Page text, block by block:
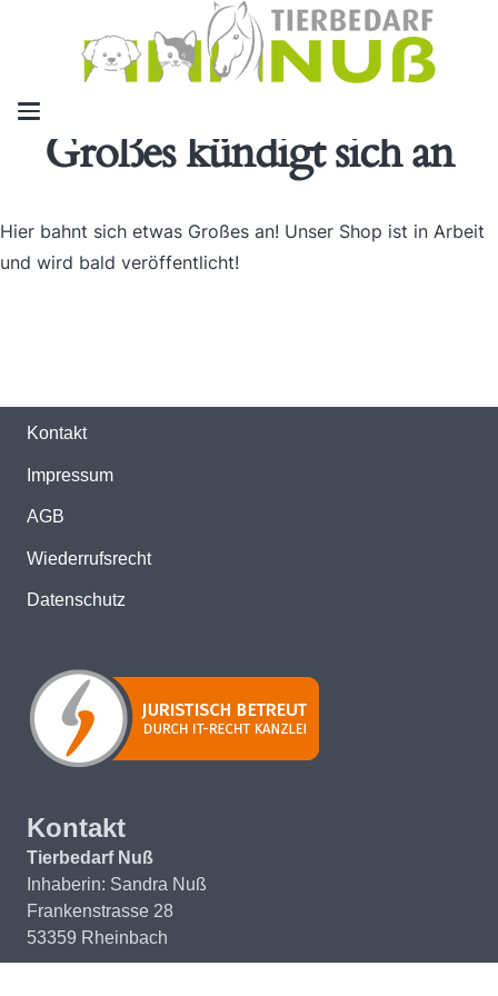
Großes kündigt sich an
Hier bahnt sich etwas Großes an! Unser Shop ist in Arbeit
und wird bald veröffentlicht!
Kontakt
Impressum
AGB
Wiederrufsrecht
Datenschutz
Kontakt
Tierbedarf Nuß
Inhaberin: Sandra Nuß
Frankenstrasse 28
53359 Rheinbach